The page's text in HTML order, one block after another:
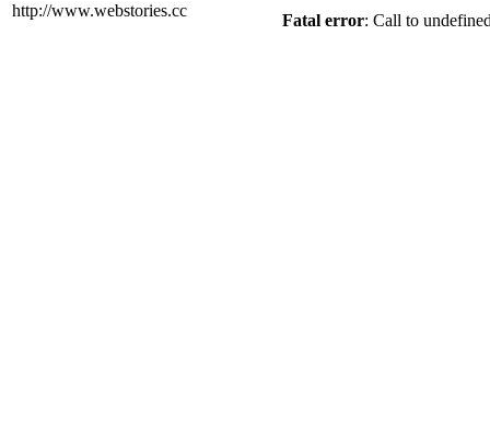
http://www.webstories.cc
Fatal error: Call to